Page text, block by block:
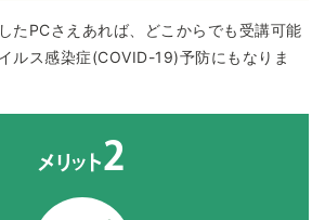
たPCさえあれば、どこからでも受講可能
ルス感染症(COVID-19)予防にもなりま
メリット 2